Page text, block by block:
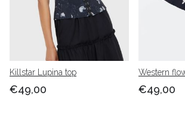
Killstar Lupina top
€49,00
Western
€49,00